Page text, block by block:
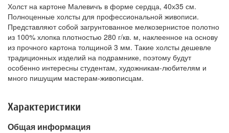
Холст на картоне Малевичъ в форме сердца, 40х35 см.
Полноценные холсты для профессиональной живописи.
Представляют собой загрунтованное мелкозернистое полотно
из 100% хлопка плотностью 280 г/кв. м, наклеенное на основу
из прочного картона толщиной 3 мм. Такие холсты дешевле
традиционных изделий на подрамнике, поэтому будут
особенно интересны студентам, художникам-любителям и
много пишущим мастерам-живописцам.
Характеристики
Общая информация